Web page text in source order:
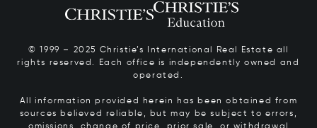
© 1999 – 2025 Christie’s International Real Estate all
rights reserved. Each office is independently owned and
operated.
All information provided herein has been obtained from
sources believed reliable, but may be subject to errors,